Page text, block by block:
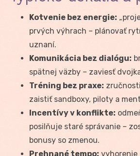
Kotvenie bez energie:
prvých výhrach – plánovať
uznaní.
Komunikácia bez dialógu:
spätnej väzby – zaviesť
Tréning bez praxe:
zaistiť sandboxy, piloty a
Incentívy v konflikte:
posilňuje staré správanie –
bonusy so zmenou.
Prehnané tempo: vyhorenie